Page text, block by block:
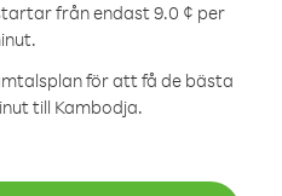
från endast 9.0 ¢ per
för att få de bästa
till Kambodja.